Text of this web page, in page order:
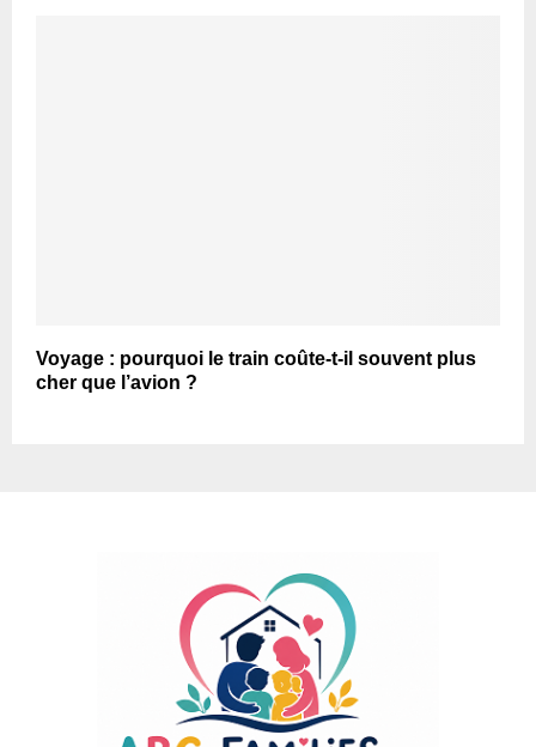
Voyage : pourquoi le train coûte-t-il souvent plus
cher que l’avion ?